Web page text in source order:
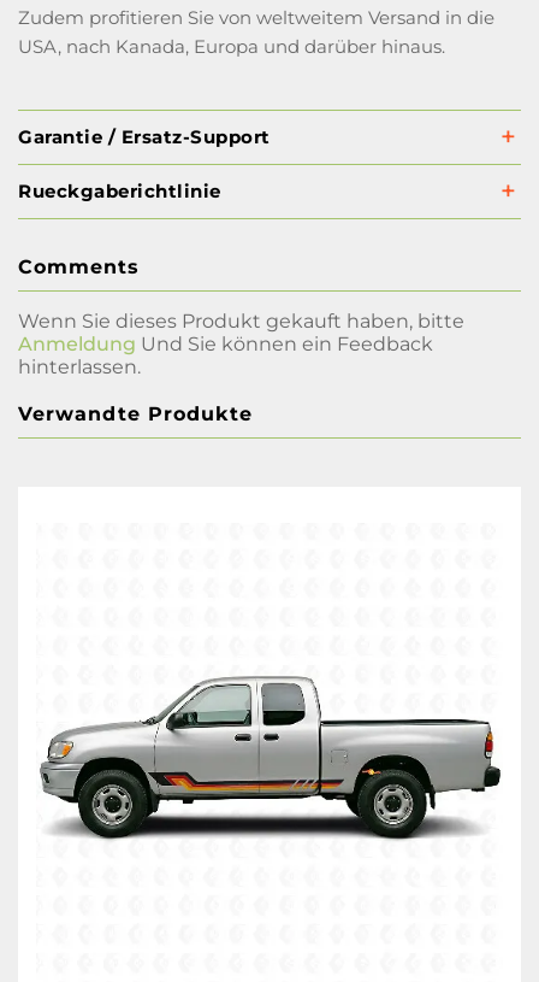
Zudem profitieren Sie von weltweitem Versand in die
USA, nach Kanada, Europa und darüber hinaus.
Garantie / Ersatz-Support
Rueckgaberichtlinie
Comments
Wenn Sie dieses Produkt gekauft haben, bitte
Anmeldung Und Sie können ein Feedback
hinterlassen.
Verwandte Produkte